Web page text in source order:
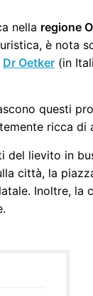
nella regione
è nota
Dr Oetker (in
questi
ricca
del lievito in
città, la
Inoltre, la